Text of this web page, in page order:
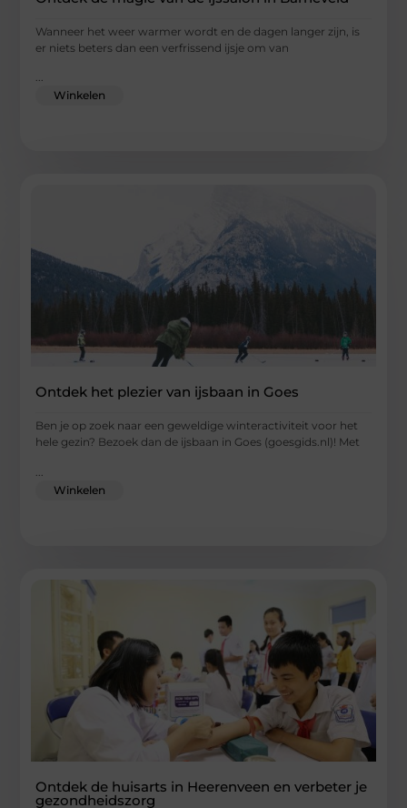
Wanneer het weer warmer wordt en de dagen langer zijn, is
er niets beters dan een verfrissend ijsje om van
...
Winkelen
Ontdek het plezier van ijsbaan in Goes
Ben je op zoek naar een geweldige winteractiviteit voor het
hele gezin? Bezoek dan de ijsbaan in Goes (goesgids.nl)! Met
Winkelen
Ontdek de huisarts in Heerenveen en verbeter je
gezondheidszorg